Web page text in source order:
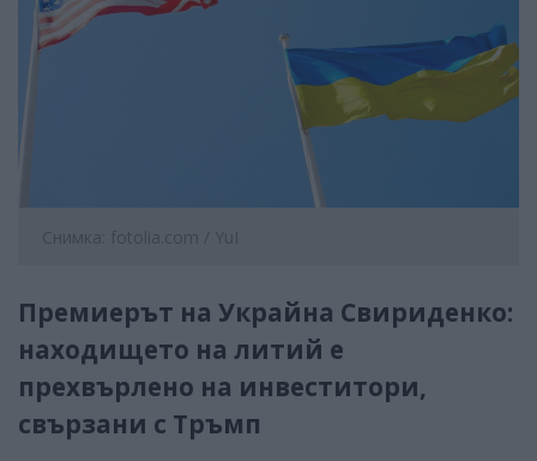
Снимка: fotolia.com / YuI
Премиерът на Украйна Свириденко:
находището на литий е
прехвърлено на инвеститори,
свързани с Тръмп